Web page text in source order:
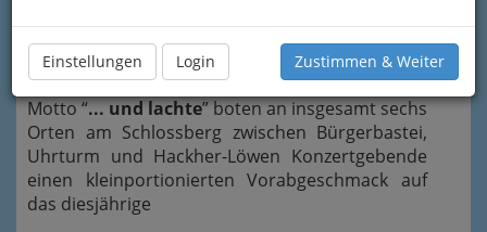
Einstellungen Login Zustimmen & Weiter
ZumAuftakt der styriarte 2015unter dem
Motto “... und lachte” boten an insgesamt sechs
Orten am Schlossberg zwischen Bürgerbastei,
Uhrturm und Hackher-Löwen Konzertgebende
einen kleinportionierten Vorabgeschmack auf
das diesjährige